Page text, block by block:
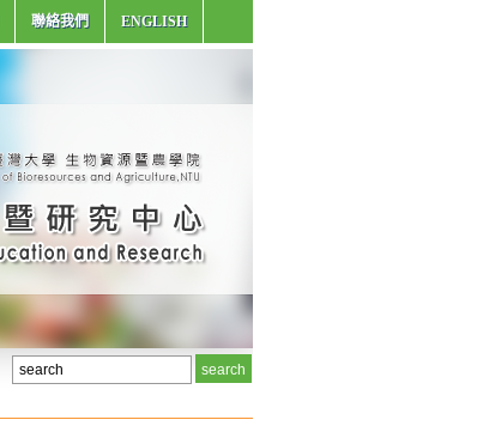
聯絡我們 ENGLISH